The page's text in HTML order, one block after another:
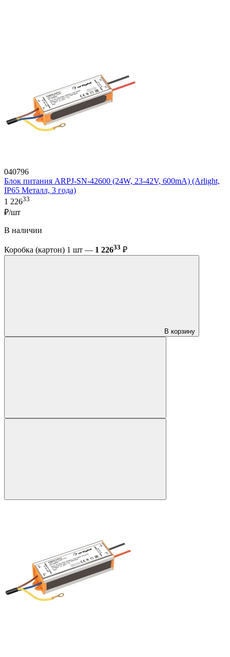
040796
Блок питания ARPJ-SN-42600 (24W, 23-42V, 600mA) (Arlight,
IP65 Металл, 3 года)
1 22633
₽/шт
В наличии
Коробка (картон) 1 шт — 1 22633 ₽
В корзину